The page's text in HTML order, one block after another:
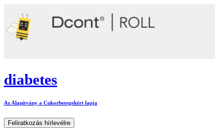
diabetes
Az Alapítvány a Cukorbetegekért lapja